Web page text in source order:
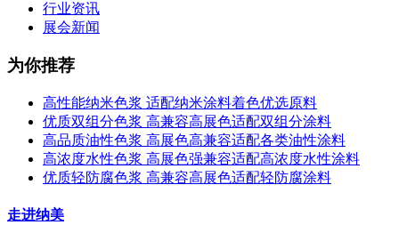
行业资讯
展会新闻
为你推荐
高性能纳米色浆 适配纳米涂料着色优选原料
优质双组分色浆 高兼容高展色适配双组分涂料
高品质油性色浆 高展色高兼容适配各类油性涂料
高浓度水性色浆 高展色强兼容适配高浓度水性涂料
优质轻防腐色浆 高兼容高展色适配轻防腐涂料
走进纳美